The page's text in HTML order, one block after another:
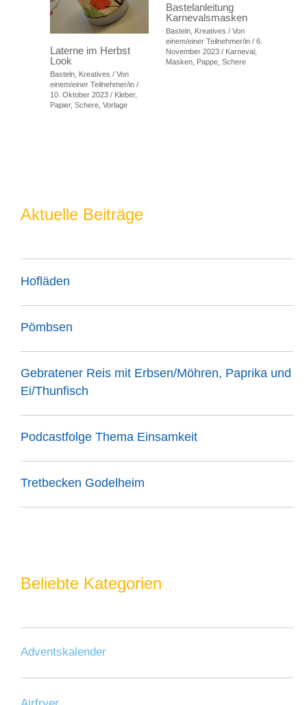
Laterne im Herbst
Look
Basteln, Kreatives / Von
einem/einer Teilnehmer/in /
10. Oktober 2023 / Kleber,
Papier, Schere, Vorlage
Bastelanleitung
Karnevalsmasken
Basteln, Kreatives / Von
einem/einer Teilnehmer/in / 6.
November 2023 / Karneval,
Masken, Pappe, Schere
Aktuelle Beiträge
Hofläden
Pömbsen
Gebratener Reis mit Erbsen/Möhren, Paprika und
Ei/Thunfisch
Podcastfolge Thema Einsamkeit
Tretbecken Godelheim
Beliebte Kategorien
Adventskalender